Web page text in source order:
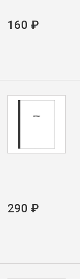
160 ₽
290 ₽